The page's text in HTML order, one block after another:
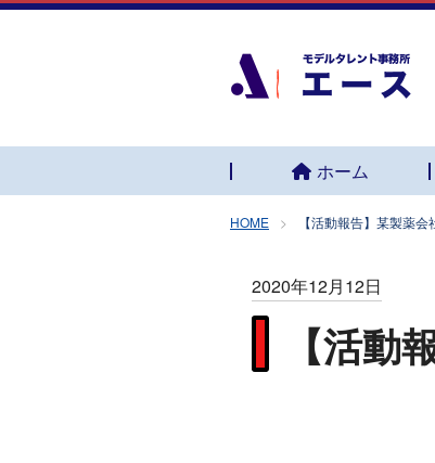
ホーム
HOME 【活動報告】某製薬
2020年12月12日
【活動